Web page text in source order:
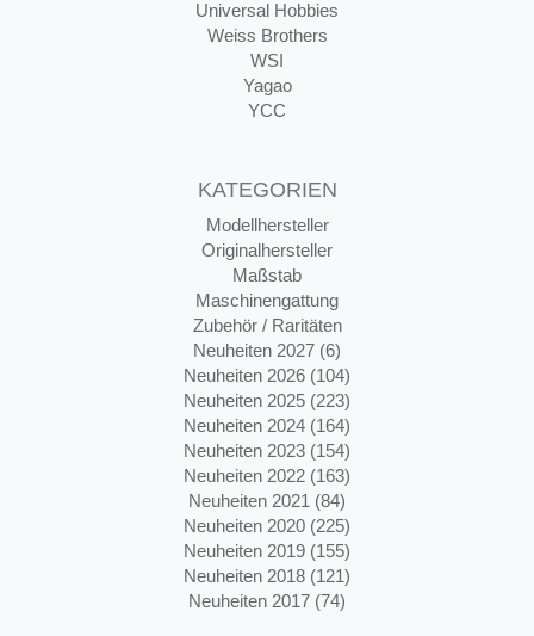
Universal Hobbies
Weiss Brothers
WSI
Yagao
YCC
KATEGORIEN
Modellhersteller
Originalhersteller
Maßstab
Maschinengattung
Zubehör / Raritäten
Neuheiten 2027 (6)
Neuheiten 2026 (104)
Neuheiten 2025 (223)
Neuheiten 2024 (164)
Neuheiten 2023 (154)
Neuheiten 2022 (163)
Neuheiten 2021 (84)
Neuheiten 2020 (225)
Neuheiten 2019 (155)
Neuheiten 2018 (121)
Neuheiten 2017 (74)